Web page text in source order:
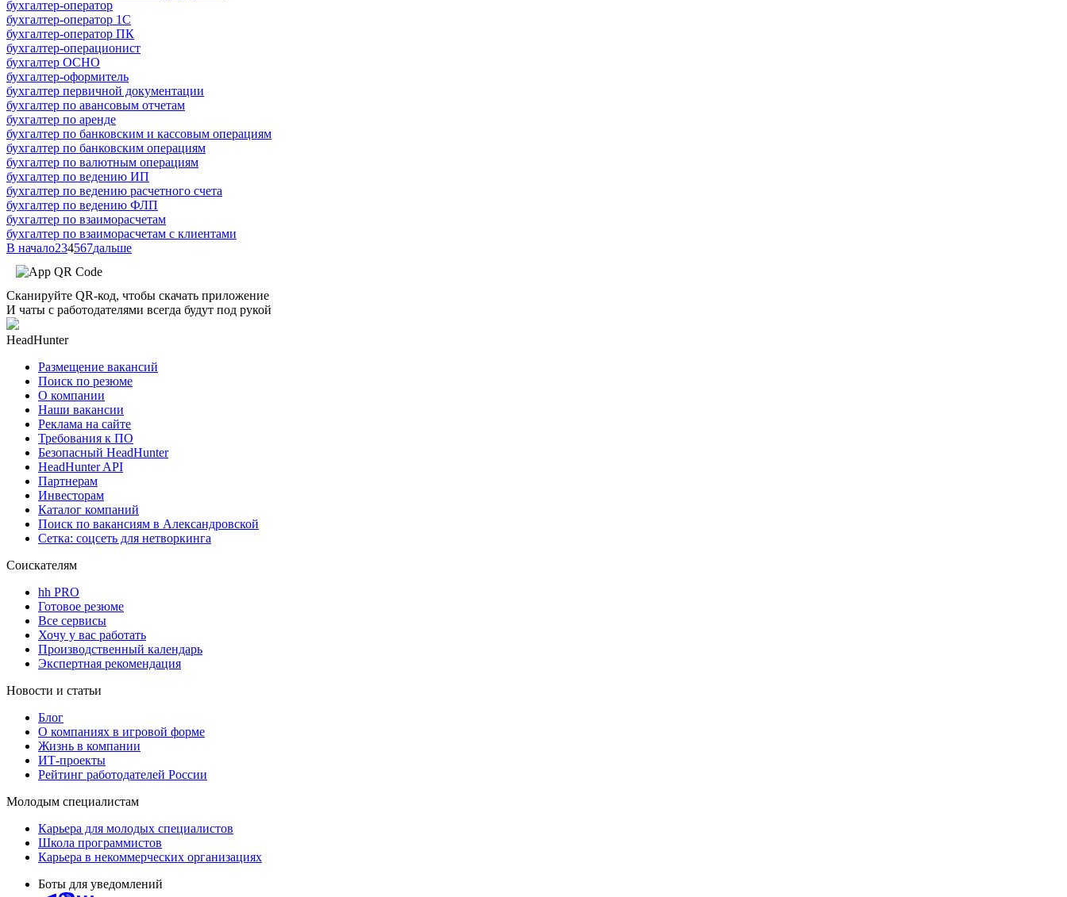
бухгалтер-оператор
бухгалтер-оператор 1С
бухгалтер-оператор ПК
бухгалтер-операционист
бухгалтер ОСНО
бухгалтер-оформитель
бухгалтер первичной документации
бухгалтер по авансовым отчетам
бухгалтер по аренде
бухгалтер по банковским и кассовым операциям
бухгалтер по банковским операциям
бухгалтер по валютным операциям
бухгалтер по ведению ИП
бухгалтер по ведению расчетного счета
бухгалтер по ведению ФЛП
бухгалтер по взаиморасчетам
бухгалтер по взаиморасчетам с клиентами
В начало234567дальше
Сканируйте QR-код, чтобы скачать приложение
И чаты с работодателями всегда будут под рукой
HeadHunter
Размещение вакансий
Поиск по резюме
О компании
Наши вакансии
Реклама на сайте
Требования к ПО
Безопасный HeadHunter
HeadHunter API
Партнерам
Инвесторам
Каталог компаний
Поиск по вакансиям в Александровской
Сетка: соцсеть для нетворкинга
Соискателям
hh PRO
Готовое резюме
Все сервисы
Хочу у вас работать
Производственный календарь
Экспертная рекомендация
Новости и статьи
Блог
О компаниях в игровой форме
Жизнь в компании
ИТ-проекты
Рейтинг работодателей России
Молодым специалистам
Карьера для молодых специалистов
Школа программистов
Карьера в некоммерческих организациях
Боты для уведомлений